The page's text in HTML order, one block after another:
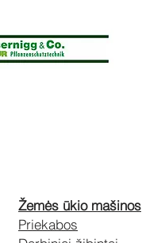
Žemės ūkio mašinos
Priekabos